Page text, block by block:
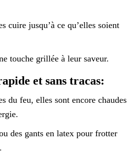
cuire jusqu’à ce qu’elles soient
touche grillée à leur saveur.
et sans tracas:
du feu, elles sont encore chaudes
des gants en latex pour frotter